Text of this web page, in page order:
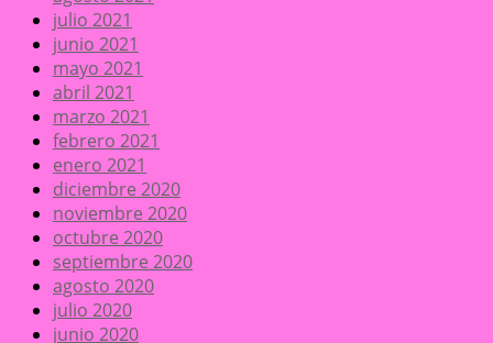
julio 2021
junio 2021
mayo 2021
abril 2021
marzo 2021
febrero 2021
enero 2021
diciembre 2020
noviembre 2020
octubre 2020
septiembre 2020
agosto 2020
julio 2020
junio 2020